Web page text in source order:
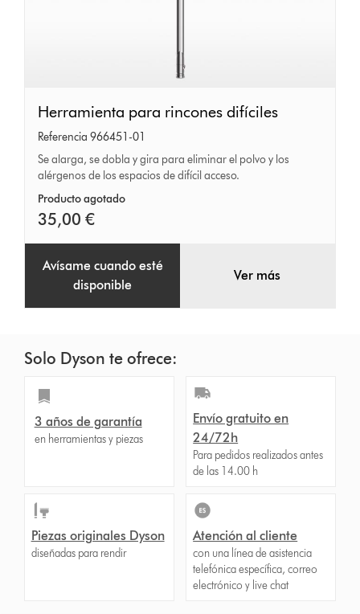
Herramienta
para
rincones
difíciles
Herramienta para rincones difíciles
Referencia 966451-01
Se alarga, se dobla y gira para eliminar el polvo y los
alérgenos de los espacios de difícil acceso.
Producto agotado
35,00 €
Avísame cuando esté
disponible
Ver más
Solo Dyson te ofrece:
3 años de garantía
en herramientas y piezas
Envío gratuito en
24/72h
Para pedidos realizados antes
de las 14.00 h
Piezas originales Dyson
diseñadas para rendir
Atención al cliente
con una línea de asistencia
telefónica específica, correo
electrónico y live chat